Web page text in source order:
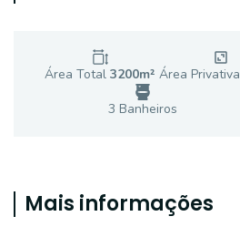
Área Total 3200m² Área Privativa
3 Banheiros
Mais informações